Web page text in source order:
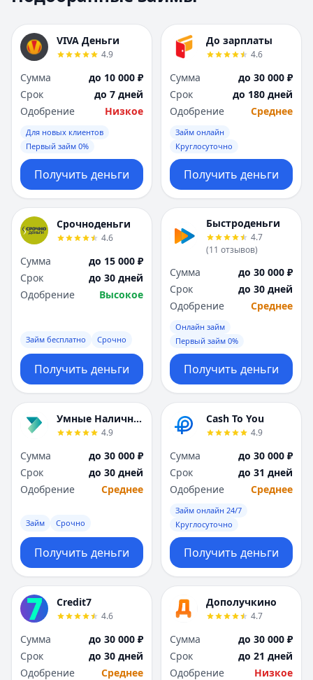
Н
Набережные Челны
Новокузнецк
Новосибирск
О
Омск
Оренбург
П
Пенза
Пермь
Ростов-на-Дону
Рязань
Самара
Санкт-Петербург
Севастополь
Сочи
Сургут
Т
Тверь
Тольятти
Томск
Тюмень
У
Ульяновск
Уфа
Х
Хабаровск
Ч
Чебоксары
Челябинск
Чита
Ярославль
Вся Россия
Н
Набережные
Новокузнецк
Новосибирск
О
Омск
Оренбург
П
Пенза
Пермь
Ростов-на-Дону
Рязань
Самара
Санкт-Петербург
Севастополь
Сочи
Сургут
Т
Тверь
Тольятти
Томск
Тюмень
У
Ульяновск
Уфа
Х
Хабаровск
Ч
Чебоксары
Челябинск
Чита
Ярославль
Вся Россия
VIVA Деньги
4.9
Сумма
до 10 000 ₽
Срок
до 7 дней
Одобрение
Низкое
Для новых клиентов
Первый займ 0%
Получить деньги
До зарплаты
4.6
Сумма
до 30 000 ₽
Срок
до 180 дней
Одобрение
Среднее
Займ онлайн
Круглосуточно
Получить деньги
Срочноденьги
4.6
Сумма
до 15 000 ₽
Срок
до 30 дней
Одобрение
Высокое
Займ бесплатно Срочно
Получить деньги
Быстроденьги
4.7
(11 отзывов)
Сумма
до 30 000 ₽
Срок
до 30 дней
Одобрение
Среднее
Онлайн займ
Первый займ 0%
Получить деньги
Умные Наличные
4.9
Сумма
до 30 000 ₽
Срок
до 30 дней
Одобрение
Среднее
Займ Срочно
Получить деньги
Cash To You
4.9
Сумма
до 30 000 ₽
Срок
до 31 дней
Одобрение
Среднее
Займ онлайн 24/7
Круглосуточно
Получить деньги
Credit7
4.6
Сумма
до 30 000 ₽
Срок
до 30 дней
Одобрение
Среднее
Дополучкино
4.7
Сумма
до 30 000 ₽
Срок
до 21 дней
Одобрение
Низкое